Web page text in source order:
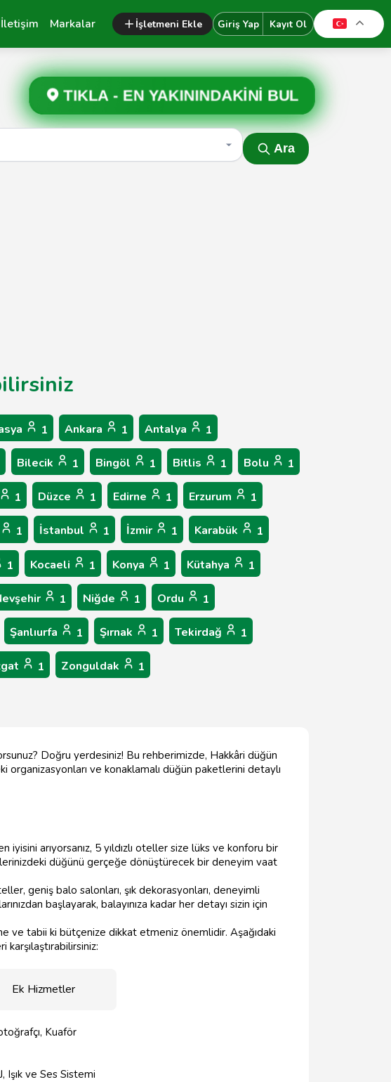
İletişim Markalar İşletmeni Ekle Giriş Yap Kayıt Ol
TIKLA -EN YAKININDAKİNİ BUL
Ara
1 Ankara 1 Antalya 1
Bilecik 1 Bingöl 1 Bitlis 1 Bolu 1
1 Düzce 1 Edirne 1 Erzurum 1
1 İstanbul 1 İzmir 1 Karabük 1
1 Kocaeli 1 Konya 1 Kütahya 1
1 Niğde 1 Ordu 1
Şanlıurfa 1 Şırnak 1 Tekirdağ 1
1 Zonguldak 1
Doğru yerdesiniz! Bu rehberimizde, Hakkâri düğün
organizasyonları ve konaklamalı düğün paketlerini detaylı
iyisini arıyorsanız, 5 yıldızlı oteller size lüks ve konforu bir
düğünü gerçeğe dönüştürecek bir deneyim vaat
geniş balo salonları, şık dekorasyonları, deneyimli
başlayarak, balayınıza kadar her detayı sizin için
ve tabii ki bütçenize dikkat etmeniz önemlidir. Aşağıdaki
Ek Hizmetler
Kuaför
Işık ve Ses Sistemi